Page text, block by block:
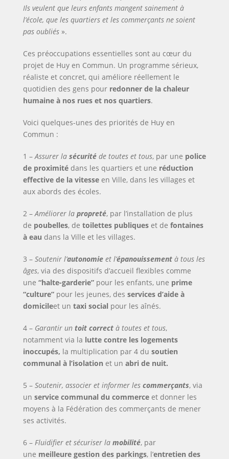
Ils veulent que leurs enfants mangent sainement à
l’école, que les quartiers et les commerçants ne soient
pas oubliés».
Ces préoccupations essentielles sont au cœur du
projet de Huy en Commun. Un programme sérieux,
réaliste et concret, qui améliore réellement le
quotidien des gens pour redonner de la chaleur
humaine à nos rues et nos quartiers.
Voici quelques-unes des priorités de Huy en
Commun :
1 –Assurer la sécurité de toutes et tous, par une police
de proximitédans les quartiers et une réduction
effective de la vitesseen Ville, dans les villages et
aux abords des écoles.
2 –Améliorer la propreté, par l’installation de plus
de poubelles, de toilettes publiqueset de fontaines
à eau dans la Ville et les villages.
3 – Soutenir l’autonomie et l’épanouissementà tous les
âges, via des dispositifs d’accueil flexibles comme
une “halte-garderie”pour les enfants, une prime
“culture”pour les jeunes, des services d’aide à
domicileet un taxi social pour les aînés.
4 – Garantir un toit correctà toutes et tous,
notamment via la lutte contre les logements
inoccupés, la multiplication par 4 du soutien
communal à l’isolation et un abri de nuit.
5 – Soutenir, associer et informer les commerçants, via
un service communal du commerceet donner les
moyens à la Fédération des commerçants de mener
ses activités.
6 – Fluidifier et sécuriser la mobilité, par
une meilleure gestion des parkings, l’entretien des